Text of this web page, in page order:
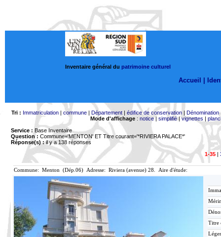
Inventaire général du patrimoine culturel
Accueil |
Tri : Immatriculation| commune| Département| édifice de conservation| Dénomination
Mode d'affichage: notice| simplifié|vignettes |
Service : Base Inventaire
Question : Commune='MENTON' ET Titre courant='*RIVIERA PALACE*'
Réponse(s) :il y a 138 réponses
1-35|
Commune: Menton (Dép.06) Adresse: Riviera (avenue) 28. Aire d'étude:
Titre